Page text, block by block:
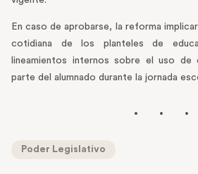
En caso de aprobarse, la reforma
cotidiana de los planteles de
lineamientos internos sobre el uso de
parte del alumnado durante la jornada
Poder Legislativo